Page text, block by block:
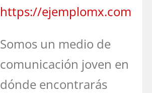
https://ejemplomx.com
Somos un medio de
comunicación joven en
dónde encontrarás